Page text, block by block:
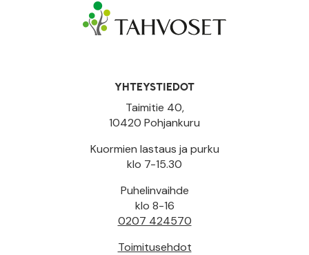
YHTEYSTIEDOT
Taimitie 40,
10420 Pohjankuru
Kuormien lastaus ja purku
klo 7-15.30
Puhelinvaihde
klo 8-16
0207 424570
Toimitusehdot